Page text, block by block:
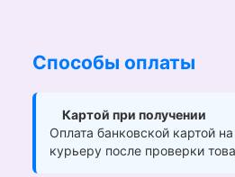
Способы оплаты
Картой при получении
Оплата банковской картой
курьеру после проверки